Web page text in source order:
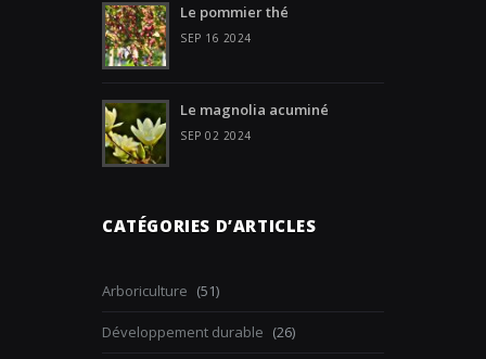
Le pommier thé
SEP 16 2024
Le magnolia acuminé
SEP 02 2024
CATÉGORIES D’ARTICLES
Arboriculture (51)
Développement durable (26)